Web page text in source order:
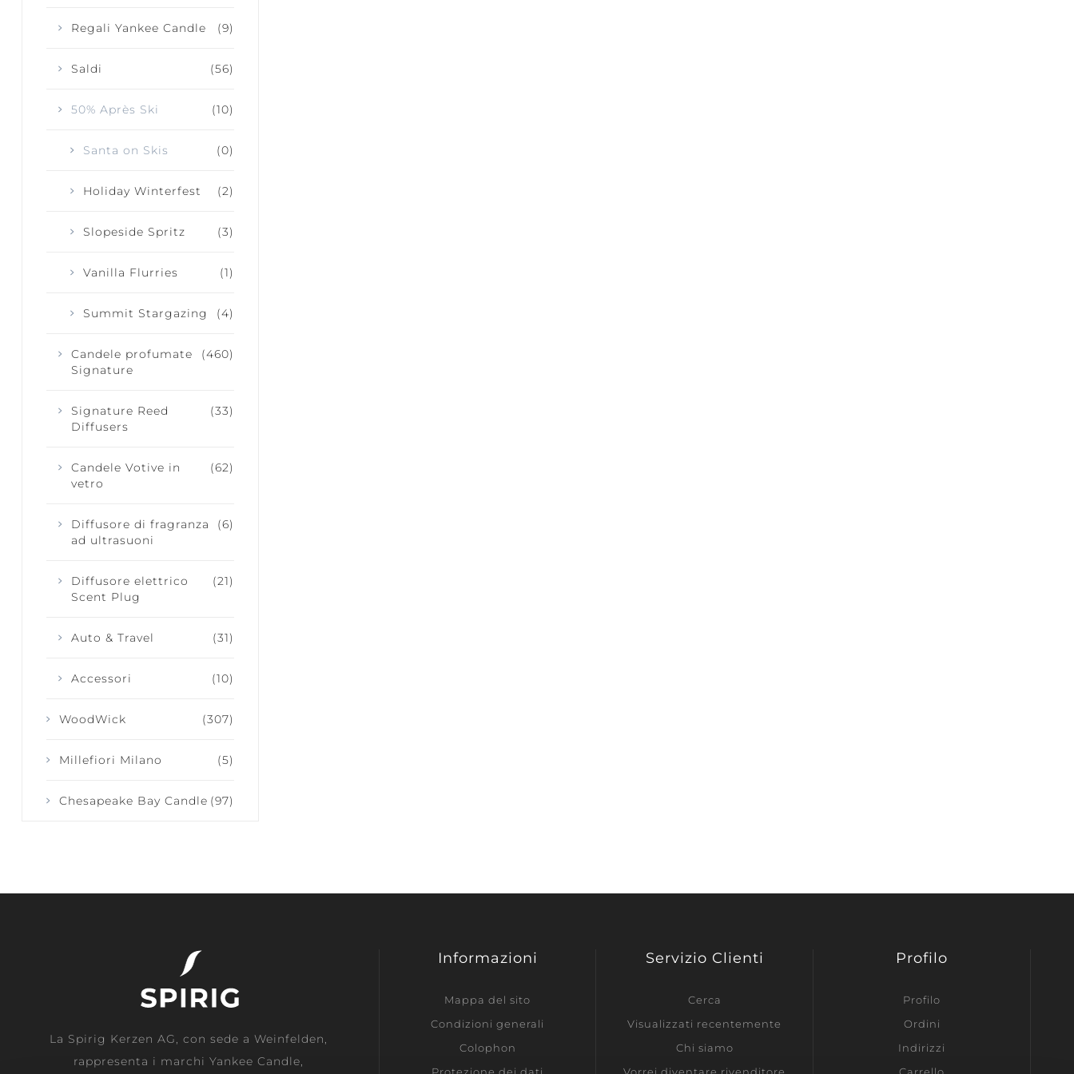
JOY + LAUGHTER
(9)
Regali Yankee Candle
(56)
Saldi
(10)
50% Après Ski
(0)
Santa on Skis
(2)
Holiday Winterfest
(3)
Slopeside Spritz
(1)
Vanilla Flurries
(4)
Summit Stargazing
(460)
Candele profumate
Signature
(33)
Signature Reed
Diffusers
(62)
Candele Votive in
vetro
(6)
Diffusore di fragranza
ad ultrasuoni
(21)
Diffusore elettrico
Scent Plug
(31)
Auto & Travel
(10)
Accessori
(307)
WoodWick
(5)
Millefiori Milano
(97)
Chesapeake Bay Candle
La Spirig Kerzen AG, con sede a Weinfelden,
rappresenta i marchi Yankee Candle,
Informazioni
Mappa del sito
Condizioni generali
Colophon
Servizio Clienti
Cerca
Visualizzati recentemente
Chi siamo
Profilo
Profilo
Ordini
Indirizzi